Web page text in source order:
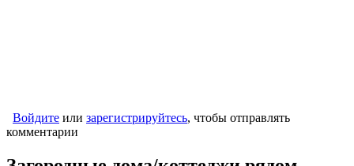
Войдите или зарегистрируйтесь, чтобы отправлять
комментарии